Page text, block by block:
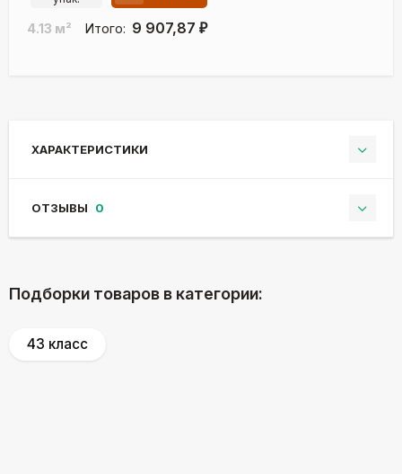
4.13 м² Итого: 9 907,87 ₽
ХАРАКТЕРИСТИКИ
ОТЗЫВЫ 0
Подборки товаров в категории:
43 класс